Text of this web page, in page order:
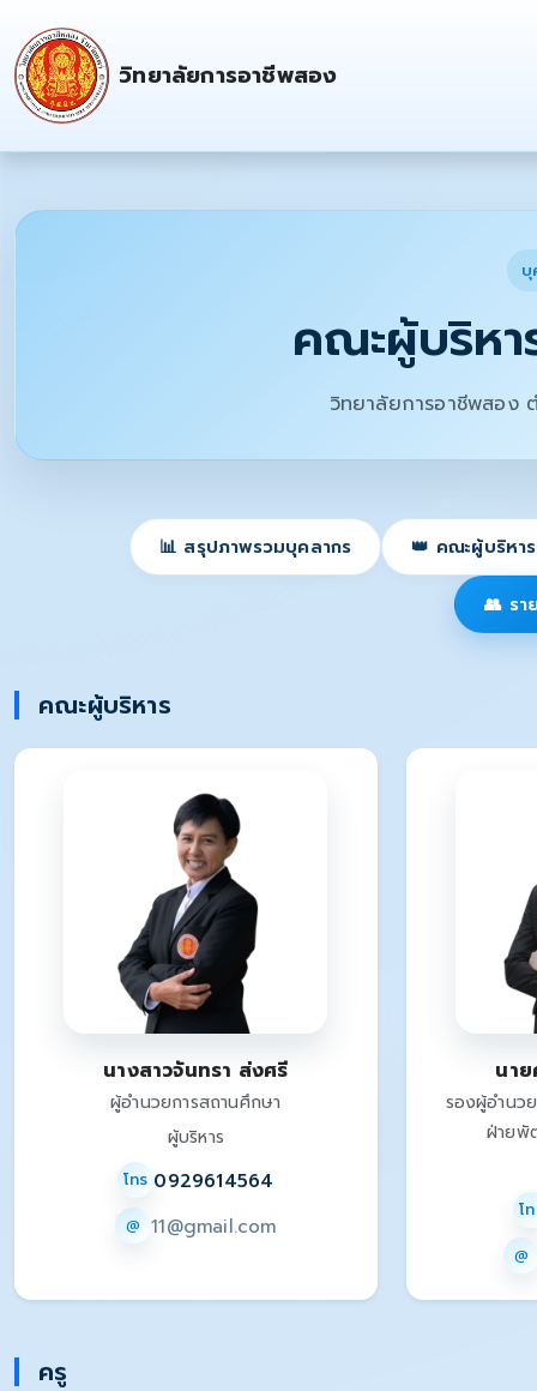
วิทยาลัยการอาชีพสอง
บุ
คณะผู้บริห
วิทยาลัยการอาชีพสอง
📊 สรุปภาพรวมบุคลากร 👑 คณะผู้บริหาร
👥 ร
คณะผู้บริหาร
นางสาวจันทรา ส่งศรี
ผู้อำนวยการสถานศึกษา
ผู้บริหาร
โทร 0929614564
@ 11@gmail.com
นา
รองผู้อำนว
ฝ่ายพั
โ
@
ครู